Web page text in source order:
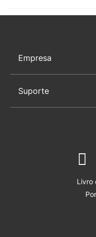
Empresa
Suporte
Livro